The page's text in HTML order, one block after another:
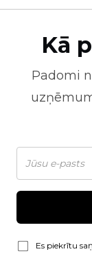
Kā
Padomi
Es piekrītu